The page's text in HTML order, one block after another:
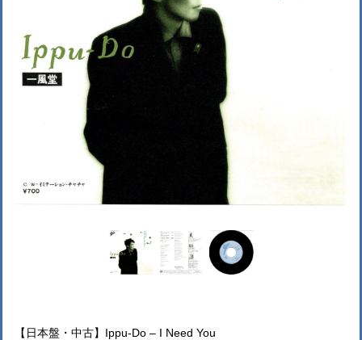
【日本盤・中古】Ippu-Do – I Need You